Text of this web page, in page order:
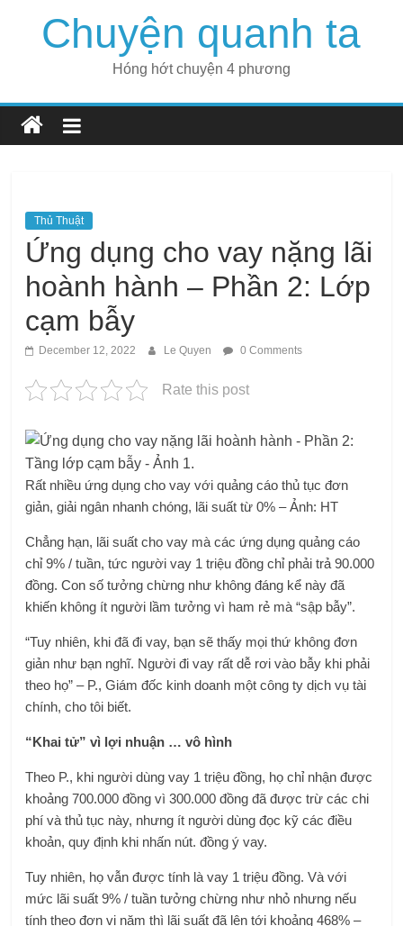
Chuyện quanh ta
Hóng hớt chuyện 4 phương
Thủ Thuật
Ứng dụng cho vay nặng lãi
hoành hành – Phần 2: Lớp
cạm bẫy
December 12, 2022 Le Quyen 0 Comments
Rate this post
Rất nhiều ứng dụng cho vay với quảng cáo thủ tục đơn
giản, giải ngân nhanh chóng, lãi suất từ ​​0% – Ảnh: HT
Chẳng hạn, lãi suất cho vay mà các ứng dụng quảng cáo
chỉ 9% / tuần, tức người vay 1 triệu đồng chỉ phải trả 90.000
đồng. Con số tưởng chừng như không đáng kể này đã
khiến không ít người lầm tưởng vì ham rẻ mà “sập bẫy”.
“Tuy nhiên, khi đã đi vay, bạn sẽ thấy mọi thứ không đơn
giản như bạn nghĩ. Người đi vay rất dễ rơi vào bẫy khi phải
theo họ” – P., Giám đốc kinh doanh một công ty dịch vụ tài
chính, cho tôi biết.
“Khai tử” vì lợi nhuận … vô hình
Theo P., khi người dùng vay 1 triệu đồng, họ chỉ nhận được
khoảng 700.000 đồng vì 300.000 đồng đã được trừ các chi
phí và thủ tục này, nhưng ít người dùng đọc kỹ các điều
khoản, quy định khi nhấn nút. đồng ý vay.
Tuy nhiên, họ vẫn được tính là vay 1 triệu đồng. Và với
mức lãi suất 9% / tuần tưởng chừng như nhỏ nhưng nếu
tính theo đơn vị năm thì lãi suất đã lên tới khoảng 468% –